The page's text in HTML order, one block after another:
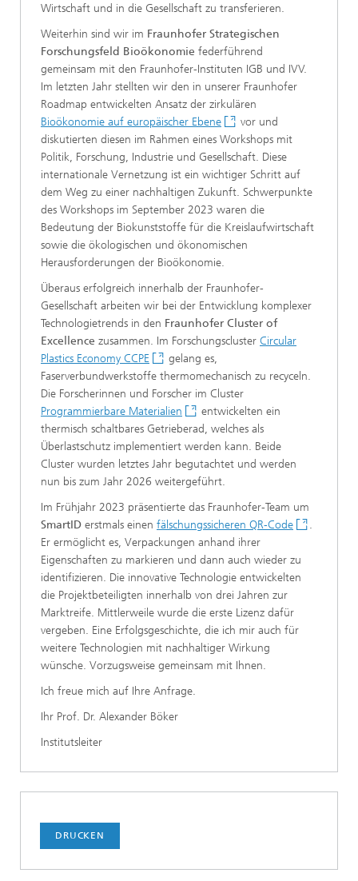
Wirtschaft und in die Gesellschaft zu transferieren.
Weiterhin sind wir im Fraunhofer Strategischen
Forschungsfeld Bioökonomie federführend
gemeinsam mit den Fraunhofer-Instituten IGB und IVV.
Im letzten Jahr stellten wir den in unserer Fraunhofer
Roadmap entwickelten Ansatz der zirkulären
Bioökonomie auf europäischer Ebene
vor und
diskutierten diesen im Rahmen eines Workshops mit
Politik, Forschung, Industrie und Gesellschaft. Diese
internationale Vernetzung ist ein wichtiger Schritt auf
dem Weg zu einer nachhaltigen Zukunft. Schwerpunkte
des Workshops im September 2023 waren die
Bedeutung der Biokunststoffe für die Kreislaufwirtschaft
sowie die ökologischen und ökonomischen
Herausforderungen der Bioökonomie.
Überaus erfolgreich innerhalb der Fraunhofer-
Gesellschaft arbeiten wir bei der Entwicklung komplexer
Technologietrends in den Fraunhofer Cluster of
Excellence zusammen. Im Forschungscluster Circular
Plastics Economy CCPE
gelang es,
Faserverbundwerkstoffe thermomechanisch zu recyceln.
Die Forscherinnen und Forscher im Cluster
Programmierbare Materialien
entwickelten ein
thermisch schaltbares Getrieberad, welches als
Überlastschutz implementiert werden kann. Beide
Cluster wurden letztes Jahr begutachtet und werden
nun bis zum Jahr 2026 weitergeführt.
Im Frühjahr 2023 präsentierte das Fraunhofer-Team um
SmartID erstmals einen fälschungssicheren QR-Code
.
Er ermöglicht es, Verpackungen anhand ihrer
Eigenschaften zu markieren und dann auch wieder zu
identifizieren. Die innovative Technologie entwickelten
die Projektbeteiligten innerhalb von drei Jahren zur
Marktreife. Mittlerweile wurde die erste Lizenz dafür
vergeben. Eine Erfolgsgeschichte, die ich mir auch für
weitere Technologien mit nachhaltiger Wirkung
wünsche. Vorzugsweise gemeinsam mit Ihnen.
Ich freue mich auf Ihre Anfrage.
Ihr Prof. Dr. Alexander Böker
Institutsleiter
DRUCKEN